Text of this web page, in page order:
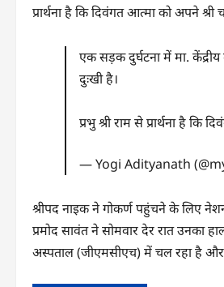
प्रार्थना है कि दिवंगत आत्मा को अपने श्री
एक सड़क दुर्घटना में मा. केंद्रीय
दुःखी है।
प्रभु श्री राम से प्रार्थना है कि
— Yogi Adityanath
श्रीपद नाइक ने गोकर्ण पहुंचने के लिए
प्रमोद सावंत ने सोमवार देर रात उनका
अस्पताल (जीएमसीएच) में चल रहा है और